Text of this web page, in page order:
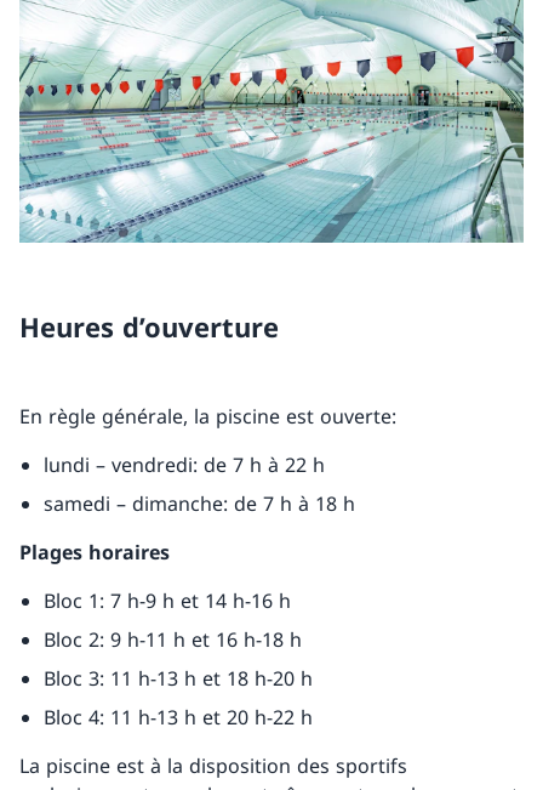
Heures d’ouverture
En règle générale, la piscine est ouverte:
lundi – vendredi: de 7 h à 22 h
samedi – dimanche: de 7 h à 18 h
Plages horaires
Bloc 1: 7 h-9 h et 14 h-16 h
Bloc 2: 9 h-11 h et 16 h-18 h
Bloc 3: 11 h-13 h et 18 h-20 h
Bloc 4: 11 h-13 h et 20 h-22 h
La piscine est à la disposition des sportifs